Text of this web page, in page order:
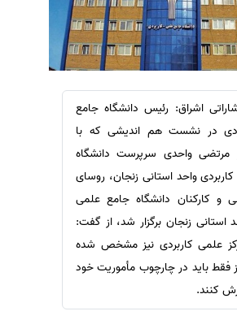
ها
اشراق: رئیس دانشگاه جامع
در نشست هم اندیشی که با
مرتضی واحدی سرپرست دانشگاه
واحد استانی زنجان، روسای
و کارکنان دانشگاه جامع علمی
استانی زنجان برگزار شد، از گفت:
علمی کاربردی نیز مشخص شده
فقط باید در چارچوب مأموریت خود
کنند.